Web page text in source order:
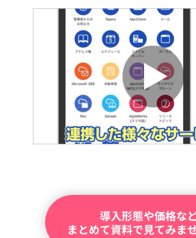
導入形態や価格な
まとめて資料で見てみま